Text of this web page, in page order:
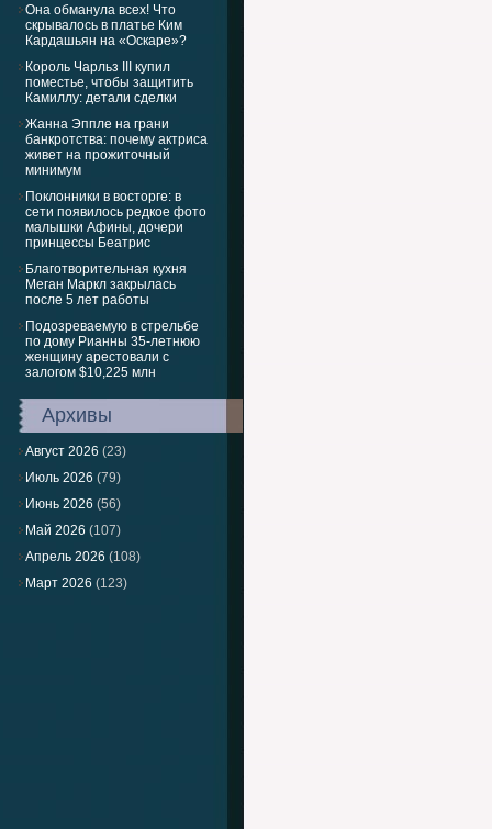
Она обманула всех! Что
скрывалось в платье Ким
Кардашьян на «Оскаре»?
Король Чарльз III купил
поместье, чтобы защитить
Камиллу: детали сделки
Жанна Эппле на грани
банкротства: почему актриса
живет на прожиточный
минимум
Поклонники в восторге: в
сети появилось редкое фото
малышки Афины, дочери
принцессы Беатрис
Благотворительная кухня
Меган Маркл закрылась
после 5 лет работы
Подозреваемую в стрельбе
по дому Рианны 35-летнюю
женщину арестовали с
залогом $10,225 млн
Архивы
Август 2026 (23)
Июль 2026 (79)
Июнь 2026 (56)
Май 2026 (107)
Апрель 2026 (108)
Март 2026 (123)